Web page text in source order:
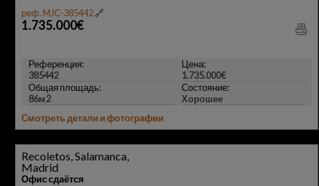
реф. MJC-385442🔗
1.735.000€
Референция:
385442
Цена:
1.735.000€
Общая площадь:
86м2
Состояние:
Хорошее
Смотреть детали и фотографии
Recoletos, Salamanca,
Madrid
Офис сдаётся